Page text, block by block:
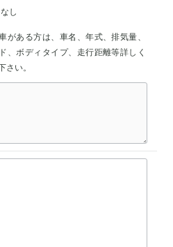
なし
がある方は、車名、年式、排気量、
、ボディタイプ、走行距離等詳しく
さい。